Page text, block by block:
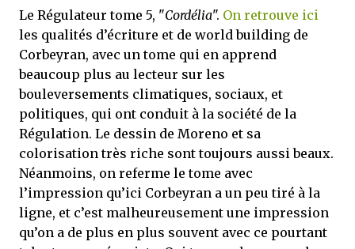
Le Régulateur tome 5, "Cordélia". On retrouve ici
les qualités d’écriture et de world building de
Corbeyran, avec un tome qui en apprend
beaucoup plus au lecteur sur les
bouleversements climatiques, sociaux, et
politiques, qui ont conduit à la société de la
Régulation. Le dessin de Moreno et sa
colorisation très riche sont toujours aussi beaux.
Néanmoins, on referme le tome avec
l’impression qu’ici Corbeyran a un peu tiré à la
ligne, et c’est malheureusement une impression
qu’on a de plus en plus souvent avec ce pourtant